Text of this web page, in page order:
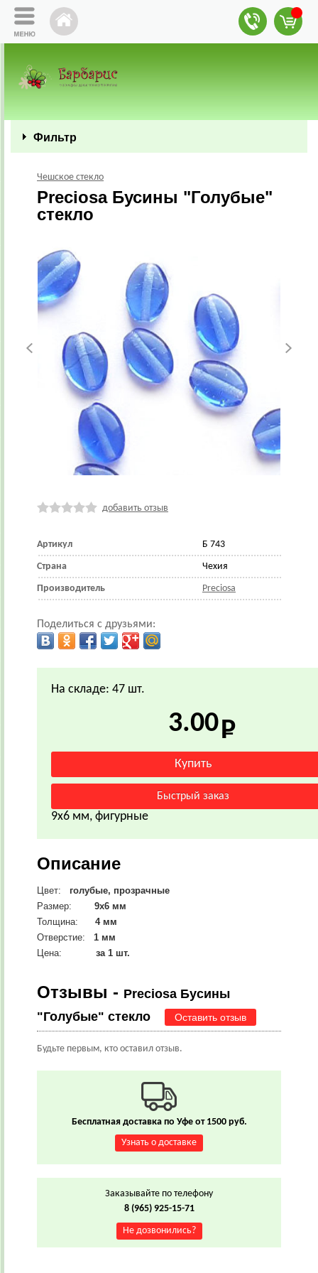
Фильтр
Чешское стекло
Preciosa Бусины "Голубые"
стекло
добавить отзыв
Артикул Б 743
Страна Чехия
Производитель Preciosa
Поделиться с друзьями:
На складе: 47 шт.
3.00
9х6 мм, фигурные
Описание
Цвет:
голубые, прозрачные
Размер:
9х6 мм
Толщина:
4 мм
Отверстие:
1 мм
Цена:
за 1 шт.
Отзывы - Preciosa Бусины
"Голубые" стекло
Оставить отзыв
Будьте первым, кто оставил отзыв.
Бесплатная доставка по Уфе от 1500 руб.
Узнать о доставке
Заказывайте по телефону
8 (965) 925-15-71
Не дозвонились?